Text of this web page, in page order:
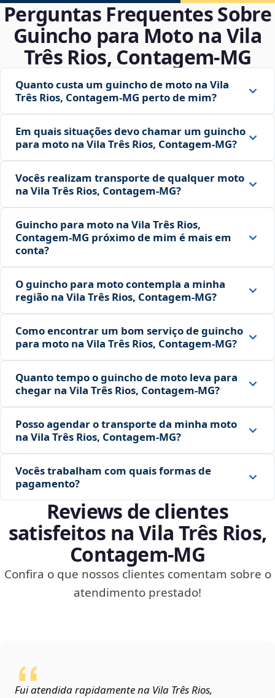
Perguntas Frequentes Sobre
Guincho para Moto na Vila
Três Rios, Contagem‑MG
Quanto custa um guincho de moto na Vila
Três Rios, Contagem‑MG perto de mim?
Em quais situações devo chamar um guincho
para moto na Vila Três Rios, Contagem‑MG?
Vocês realizam transporte de qualquer moto
na Vila Três Rios, Contagem‑MG?
Guincho para moto na Vila Três Rios,
Contagem‑MG próximo de mim é mais em
conta?
O guincho para moto contempla a minha
região na Vila Três Rios, Contagem‑MG?
Como encontrar um bom serviço de guincho
para moto na Vila Três Rios, Contagem‑MG?
Quanto tempo o guincho de moto leva para
chegar na Vila Três Rios, Contagem‑MG?
Posso agendar o transporte da minha moto
na Vila Três Rios, Contagem‑MG?
Vocês trabalham com quais formas de
pagamento?
Reviews de clientes
satisfeitos na Vila Três Rios,
Contagem‑MG
Confira o que nossos clientes comentam sobre o
atendimento prestado!
Fui atendida rapidamente na Vila Três Rios,